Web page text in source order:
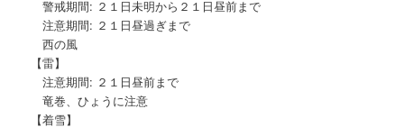
警戒期間: ２１日未明から２１日昼前まで
注意期間: ２１日昼過ぎまで
西の風
【雷】
注意期間: ２１日昼前まで
竜巻、ひょうに注意
【着雪】